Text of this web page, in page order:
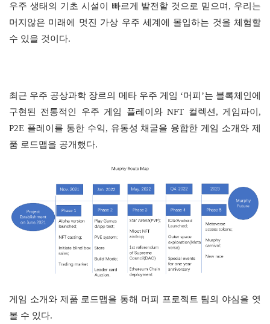
우주 생태의 기초 시설이 빠르게 발전할 것으로 믿으며, 우리는
머지않은 미래에 멋진 가상 우주 세계에 몰입하는 것을 체험할
수 있을 것이다.
최근 우주 공상과학 장르의 메타 우주 게임 ‘머피’는 블록체인에
구현된 전통적인 우주 게임 플레이와 NFT 컬렉션, 게임파이,
P2E 플레이를 통한 수익, 유동성 채굴을 융합한 게임 소개와 제
품 로드맵을 공개했다.
게임 소개와 제품 로드맵을 통해 머피 프로젝트 팀의 야심을 엿
볼 수 있다.